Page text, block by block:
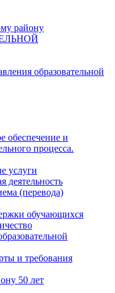
району
образовательной
обеспечение и
процесса.
услуги
деятельность
(перевода)
обучающихся
и требования
50 лет